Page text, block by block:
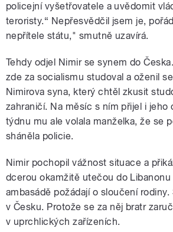
policejní vyšetřovatele a uvědomit
teroristy.“ Nepřesvědčil jsem je,
nepřítele státu," smutně uzavírá.
Tehdy odjel Nimir se synem do
zde za socialismu studoval a oženil
Nimirova syna, který chtěl zkusit
zahraničí. Na měsíc s ním přijel i jeho
týdnu mu ale volala manželka, že se
sháněla policie.
Nimir pochopil vážnost situace a
dcerou okamžitě utečou do
ambasádě požádají o sloučení rodiny.
v Česku. Protože se za něj bratr
v uprchlických zařízeních.